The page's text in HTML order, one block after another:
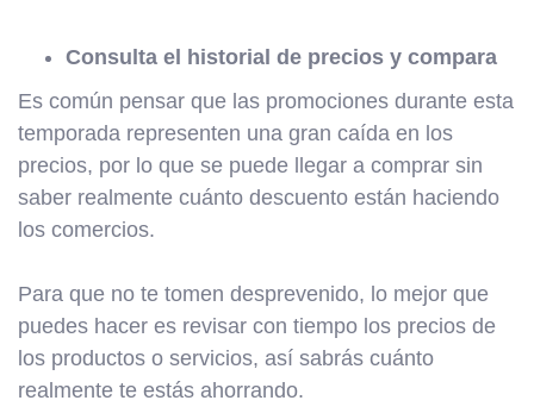
Consulta el historial de precios y compara
Es común pensar que las promociones durante esta
temporada representen una gran caída en los
precios, por lo que se puede llegar a comprar sin
saber realmente cuánto descuento están haciendo
los comercios.
Para que no te tomen desprevenido, lo mejor que
puedes hacer es revisar con tiempo los precios de
los productos o servicios, así sabrás cuánto
realmente te estás ahorrando.